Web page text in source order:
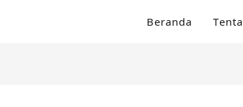
Beranda